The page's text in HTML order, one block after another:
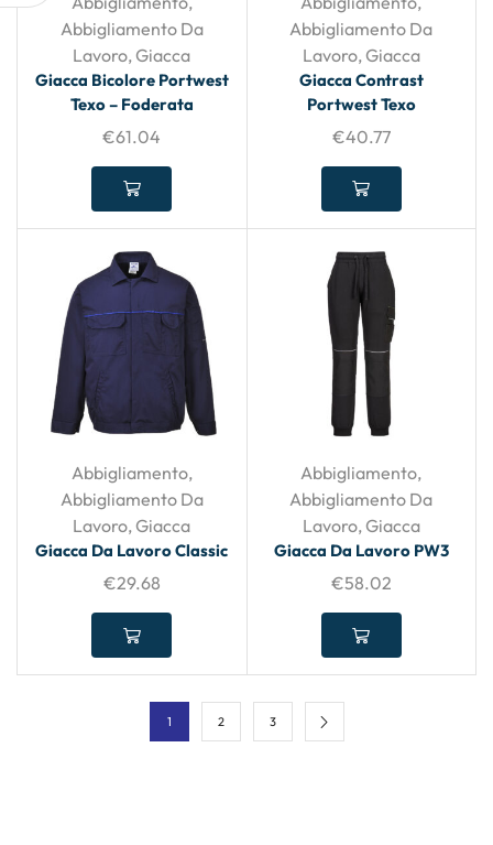
Abbigliamento Da
Lavoro,Giacca
Giacca Bicolore Portwest
Texo – Foderata
€61.04
Abbigliamento Da
Lavoro, Giacca
Giacca Contrast
Portwest Texo
€40.77
Abbigliamento,
Abbigliamento Da
Lavoro,Giacca
Giacca Da Lavoro Classic
€29.68
Abbigliamento,
Abbigliamento Da
Lavoro, Giacca
Giacca Da Lavoro PW3
€58.02
1 2 3